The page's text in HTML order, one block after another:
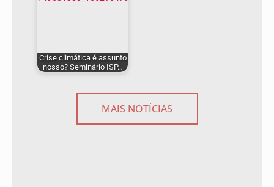
Crise climática é assunto
nosso? Seminário ISP…
MAIS NOTÍCIAS